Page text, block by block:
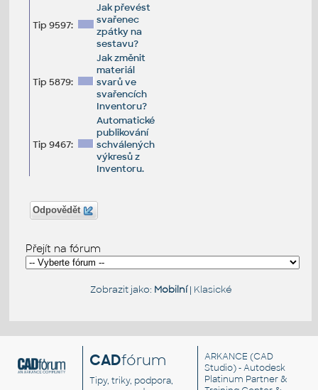
Tip 9597:
Jak převést
svařenec
zpátky na
sestavu?
Tip 5879:
Jak změnit
materiál
svarů ve
svařencích
Inventoru?
Tip 9467:
Automatické
publikování
schválených
výkresů z
Inventoru.
Odpovědět
Přejít na fórum
Zobrazit jako: Mobilní| Klasické
CADfórum
Tipy, triky, podpora,
ARKANCE (CAD
Studio) - Autodesk
Platinum Partner &